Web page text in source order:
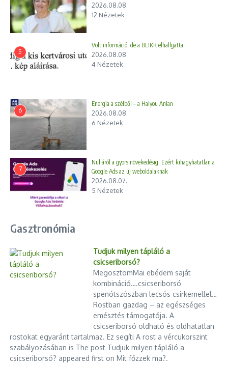
2026.08.08.
12 Nézetek
5
Volt információ, de a BLIKK elhallgatta
2026.08.08.
4 Nézetek
6
Energia a szélből – a Haiyou Anlan
2026.08.08.
6 Nézetek
7
Nulláról a gyors növekedésig: Ezért kihagyhatatlan a
Google Ads az új weboldalaknak
2026.08.07.
5 Nézetek
Gasztronómia
Tudjuk milyen tápláló a
csicseriborsó?
MegosztomMai ebédem saját
kombináció….csicseriborsó
spenótszószban lecsós csirkemellel…
Rostban gazdag – az egészséges
emésztés támogatója. A
csicseriborsó oldható és oldhatatlan
rostokat egyaránt tartalmaz. Ez segíti A rost a vércukorszint
szabályozásában is The post Tudjuk milyen tápláló a
csicseriborsó? appeared first on Mit főzzek ma?.